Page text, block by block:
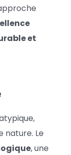
et
nature. Le
, une